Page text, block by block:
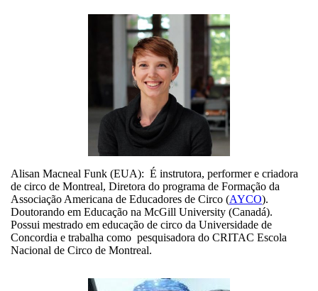
Alisan Macneal Funk (EUA): É instrutora, performer e criadora
de circo de Montreal, Diretora do programa de Formação da
Associação Americana de Educadores de Circo (AYCO).
Doutorando em Educação na McGill University (Canadá).
Possui mestrado em educação de circo da Universidade de
Concordia e trabalha como pesquisadora do CRITAC Escola
Nacional de Circo de Montreal.